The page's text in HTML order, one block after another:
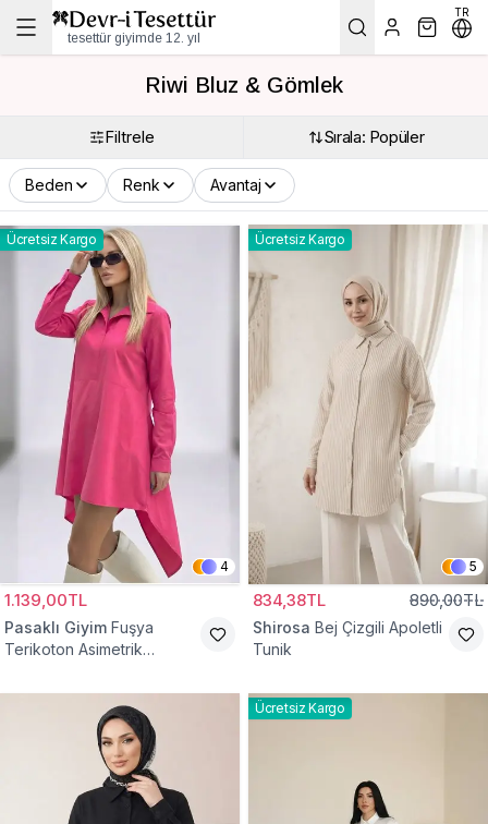
tesettür giyimde 12. yıl
TR
Riwi Bluz & Gömlek
Filtrele Sırala: Popüler
Beden Renk Avantaj
Ücretsiz Kargo
4
1.139,00TL
Pasaklı Giyim Fuşya
Terikoton Asimetrik
Ücretsiz Kargo
5
834,38TL 890,00TL
Shirosa Bej Çizgili Apoletli
Tunik
Ücretsiz Kargo